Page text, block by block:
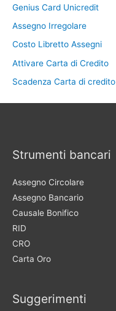
Genius Card Unicredit
Assegno Irregolare
Costo Libretto Assegni
Attivare Carta di Credito
Scadenza Carta di credito
Strumenti bancari
Assegno Circolare
Assegno Bancario
Causale Bonifico
RID
CRO
Carta Oro
Suggerimenti